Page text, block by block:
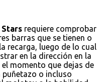
Stars requiere comprobar
barras que se tienen o
recarga, luego de lo cual
en la dirección en la
el momento que dejas de
puñetazo o incluso